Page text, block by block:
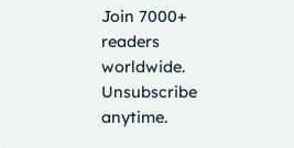
Join 7000+
readers
worldwide.
Unsubscribe
anytime.